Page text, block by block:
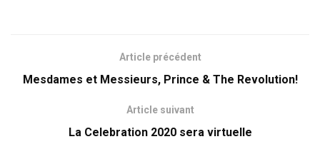
Article précédent
Mesdames et Messieurs, Prince & The Revolution!
Article suivant
La Celebration 2020 sera virtuelle